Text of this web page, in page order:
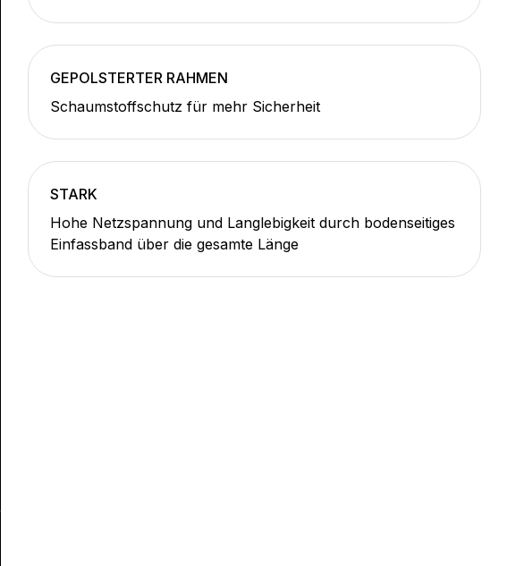
GEPOLSTERTER RAHMEN
Schaumstoffschutz für mehr Sicherheit
STARK
Hohe Netzspannung und Langlebigkeit durch bodenseitiges
Einfassband über die gesamte Länge